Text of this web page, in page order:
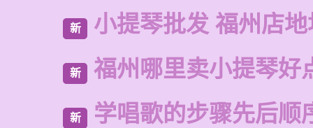
新 小提琴批发 福州店
新 福州哪里卖小提琴好
新 学唱歌的步骤先后顺